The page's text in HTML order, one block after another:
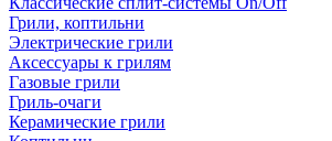
Грили, коптильни
Электрические грили
Аксессуары к грилям
Газовые грили
Гриль-очаги
Керамические грили